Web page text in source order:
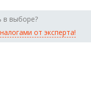
в выборе?
от эксперта!